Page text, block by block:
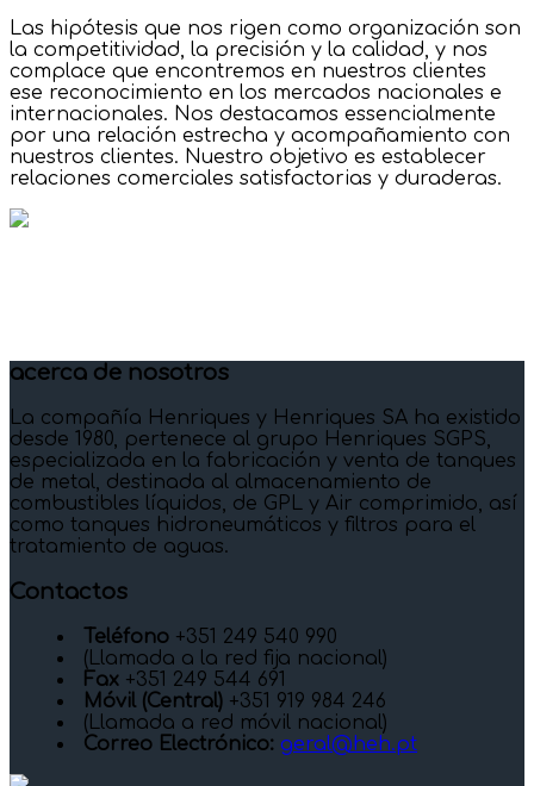
Las hipótesis que nos rigen como organización son
la competitividad, la precisión y la calidad, y nos
complace que encontremos en nuestros clientes
ese reconocimiento en los mercados nacionales e
internacionales. Nos destacamos essencialmente
por una relación estrecha y acompañamiento con
nuestros clientes. Nuestro objetivo es establecer
relaciones comerciales satisfactorias y duraderas.
acerca de nosotros
La compañía Henriques y Henriques SA ha existido
desde 1980, pertenece al grupo Henriques SGPS,
especializada en la fabricación y venta de tanques
de metal, destinada al almacenamiento de
combustibles líquidos, de GPL y Air comprimido, así
como tanques hidroneumáticos y filtros para el
tratamiento de aguas.
Contactos
Teléfono +351 249 540 990
(Llamada a la red fija nacional)
Fax +351 249 544 691
Móvil (Central) +351 919 984 246
(Llamada a red móvil nacional)
Correo Electrónico: geral@heh.pt